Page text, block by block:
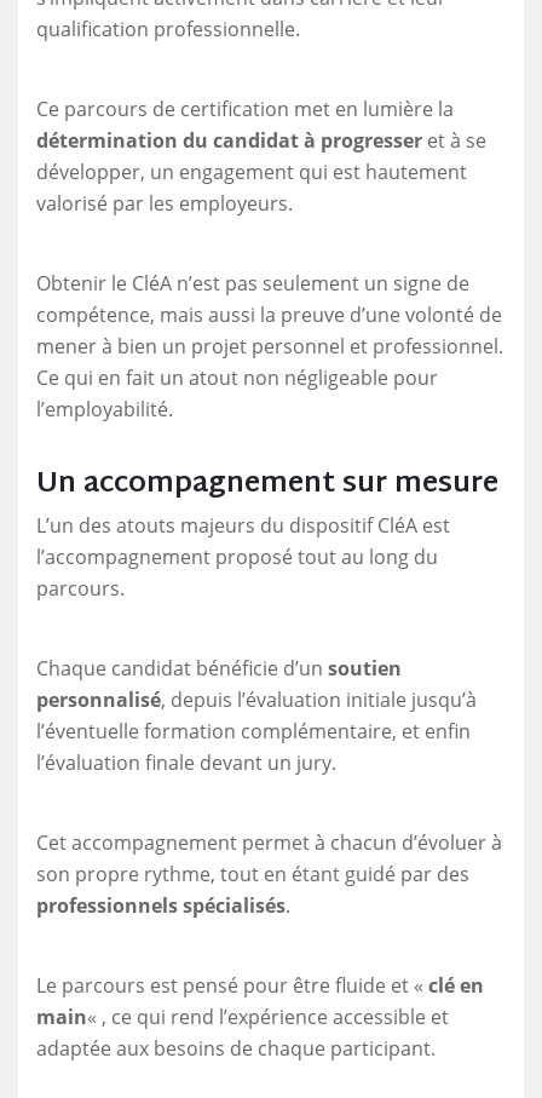
qualification professionnelle.
Ce parcours de certification met en lumière la
détermination du candidat à progresser et à se
développer, un engagement qui est hautement
valorisé par les employeurs.
Obtenir le CléA n’est pas seulement un signe de
compétence, mais aussi la preuve d’une volonté de
mener à bien un projet personnel et professionnel.
Ce qui en fait un atout non négligeable pour
l’employabilité.
Un accompagnement sur mesure
L’un des atouts majeurs du dispositif CléA est
l’accompagnement proposé tout au long du
parcours.
Chaque candidat bénéficie d’un soutien
personnalisé, depuis l’évaluation initiale jusqu’à
l’éventuelle formation complémentaire, et enfin
l’évaluation finale devant un jury.
Cet accompagnement permet à chacun d’évoluer à
son propre rythme, tout en étant guidé par des
professionnels spécialisés.
Le parcours est pensé pour être fluide et « clé en
main« , ce qui rend l’expérience accessible et
adaptée aux besoins de chaque participant.